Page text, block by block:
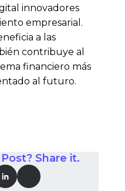
innovadores
empresarial.
a las
contribuye al
financiero más
al futuro.
Share it.